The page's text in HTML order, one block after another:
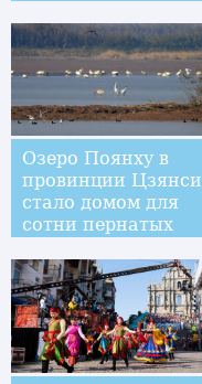
Озеро Поянху в
провинции Цзянси
стало домом для
сотни пернатых